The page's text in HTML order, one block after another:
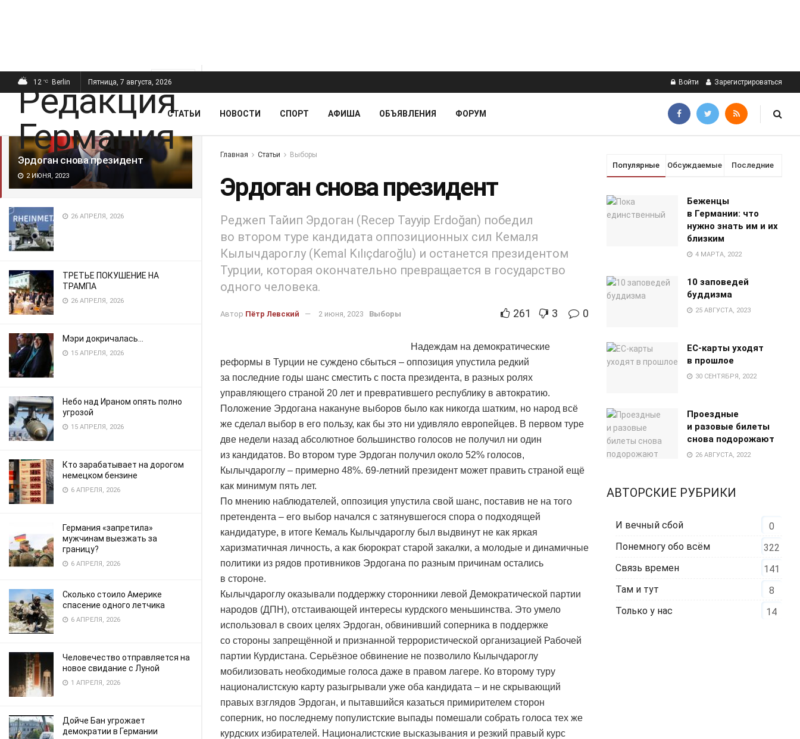
ПОСЛЕДНИЕ
Эрдоган снова президент
2 ИЮНЯ, 2023
26 АПРЕЛЯ, 2026
ТРЕТЬЕ ПОКУШЕНИЕ НА
ТРАМПА
26 АПРЕЛЯ, 2026
Мэри докричалась…
15 АПРЕЛЯ, 2026
Небо над Ираном опять полно
угрозой
15 АПРЕЛЯ, 2026
Кто зарабатывает на дорогом
немецком бензине
6 АПРЕЛЯ, 2026
Германия «запретила»
мужчинам выезжать за
границу?
6 АПРЕЛЯ, 2026
Сколько стоило Америке
спасение одного летчика
6 АПРЕЛЯ, 2026
Человечество отправляется на
новое свидание с Луной
1 АПРЕЛЯ, 2026
Дойче Бан угрожает
демократии в Германии
12 °C Berlin Пятница, 7 августа, 2026 Войти Зарегистрироваться
СТАТЬИ НОВОСТИ СПОРТ АФИША ОБЪЯВЛЕНИЯ ФОРУМ
Главная Статьи Выборы
Эрдоган снова президент
Реджеп Тайип Эрдоган (Recep Tayyip Erdoğan) победил
во втором туре кандидата оппозиционных сил Кемаля
Кылычдароглу (Kemal Kılıçdaroğlu) и останется президентом
Турции, которая окончательно превращается в государство
одного человека.
Автор Пётр Левский 2 июня, 2023 Выборы 261 3 0
Надеждам на демократические
реформы в Турции не суждено сбыться – оппозиция упустила редкий
за последние годы шанс сместить с поста президента, в разных ролях
управляющего страной 20 лет и превратившего республику в автократию.
Положение Эрдогана накануне выборов было как никогда шатким, но народ всё
же сделал выбор в его пользу, как бы это ни удивляло европейцев. В первом туре
две недели назад абсолютное большинство голосов не получил ни один
из кандидатов. Во втором туре Эрдоган получил около 52% голосов,
Кылычдароглу – примерно 48%. 69-летний президент может править страной ещё
как минимум пять лет.
По мнению наблюдателей, оппозиция упустила свой шанс, поставив не на того
претендента – его выбор начался с затянувшегося спора о подходящей
кандидатуре, в итоге Кемаль Кылычдароглу был выдвинут не как яркая
харизматичная личность, а как бюрократ старой закалки, а молодые и динамичные
политики из рядов противников Эрдогана по разным причинам остались
в стороне.
Кылычдароглу оказывали поддержку сторонники левой Демократической партии
народов (ДПН), отстаивающей интересы курдского меньшинства. Это умело
использовал в своих целях Эрдоган, обвинивший соперника в поддержке
со стороны запрещённой и признанной террористической организацией Рабочей
партии Курдистана. Серьёзное обвинение не позволило Кылычдароглу
мобилизовать необходимые голоса даже в правом лагере. Ко второму туру
националистскую карту разыгрывали уже оба кандидата – и не скрывающий
правых взглядов Эрдоган, и пытавшийся казаться примирителем сторон
соперник, но последнему популистские выпады помешали собрать голоса тех же
курдских избирателей. Националистские высказывания и резкий правый курс
Популярные Обсуждаемые Последние
Беженцы
в Германии: что
нужно знать им и их
близким
4 МАРТА, 2022
10 заповедей
буддизма
25 АВГУСТА, 2023
EC-карты уходят
в прошлое
30 СЕНТЯБРЯ, 2022
Проездные
и разовые билеты
снова подорожают
26 АВГУСТА, 2022
АВТОРСКИЕ РУБРИКИ
И вечный сбой
0
Понемногу обо всём
322
Связь времен
141
Там и тут
8
Только у нас
14